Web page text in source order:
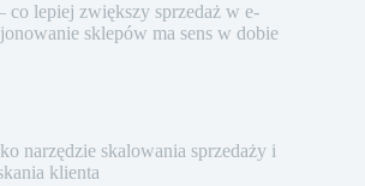
co lepiej zwiększy sprzedaż w e-
sklepów ma sens w dobie
narzędzie skalowania sprzedaży i
klienta